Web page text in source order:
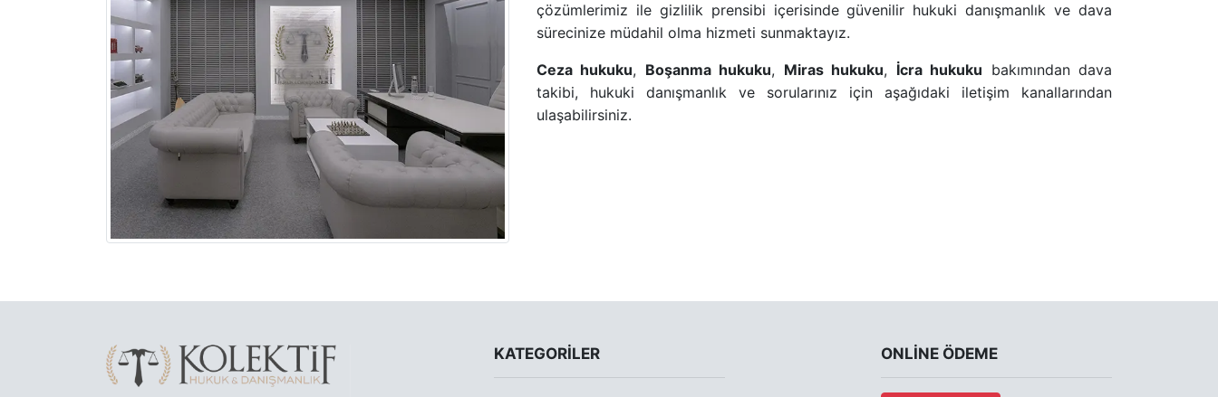
çözümlerimiz ile gizlilik prensibi içerisinde güvenilir hukuki danışmanlık ve dava
sürecinize müdahil olma hizmeti sunmaktayız.
Ceza hukuku, Boşanma hukuku, Miras hukuku, İcra hukuku bakımından dava
takibi, hukuki danışmanlık ve sorularınız için aşağıdaki iletişim kanallarından
ulaşabilirsiniz.
KATEGORILER ONLINE ÖDEME